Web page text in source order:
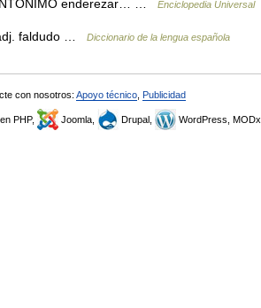
enderezar… …
Enciclopedia Universal
faldudo … Diccionario de la lengua española
con nosotros: Apoyo técnico Publicidad
PHP, Joomla, Drupal, WordPress, MODx.